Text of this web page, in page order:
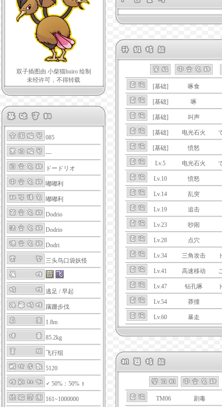
双子插图由 小柴猫huiro 绘制
未经许可，不得转载
085
---
ドードリオ
嘟嘟利
嘟嘟利
Dodrio
Dodrio
Dodri
三头鸟口袋妖怪
逃足 /早起
蹒跚步伐
1.8m
85.2kg
飞行组
5120
♂ 50%：50% ♀
161~1000000
[基础] 啄食
[基础] 啄
[基础] 叫声
[基础] 电光石火
[基础] 愤怒
Lv.5 电光石火
Lv.10 愤怒
Lv.14 乱突
Lv.19 追击
Lv.23 吵闹
Lv.28 点穴
Lv.34 三角攻击
Lv.41 高速移动
Lv.47 钻孔啄
Lv.54 莽撞
Lv.60 暴走
TM06 剧毒